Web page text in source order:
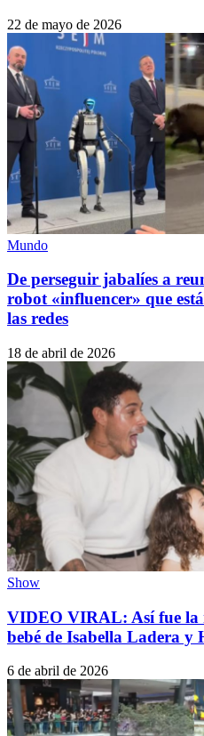
22 de mayo de 2026
Mundo
De perseguir jabalíes a
robot «influencer» que
las redes
18 de abril de 2026
Show
VIDEO VIRAL: Así fue la
bebé de Isabella Ladera y
6 de abril de 2026